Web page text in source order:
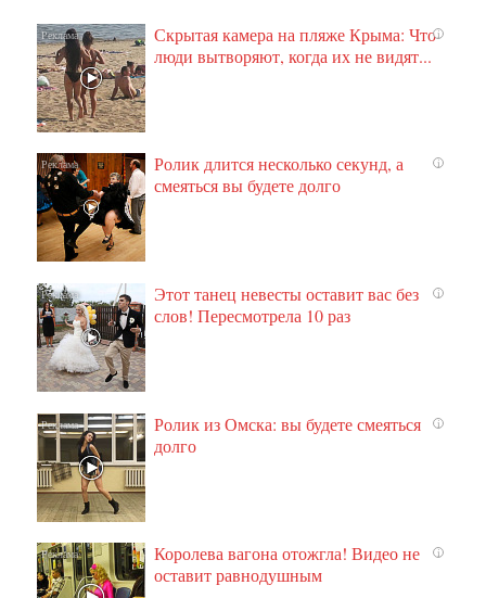
i
Скрытая камера на пляже Крыма: Что
люди вытворяют, когда их не видят...
i
Ролик длится несколько секунд, а
смеяться вы будете долго
i
Этот танец невесты оставит вас без
слов! Пересмотрела 10 раз
i
Ролик из Омска: вы будете смеяться
долго
i
Королева вагона отожгла! Видео не
оставит равнодушным